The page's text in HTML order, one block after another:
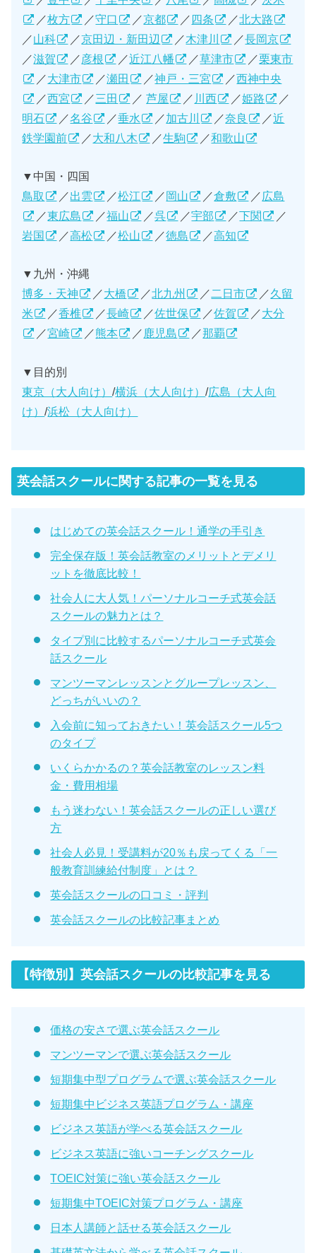
／枚方 ／守口 ／京都 ／ 四条 ／北大路
／山科 ／京田辺・新田辺 ／木津川 ／長岡京
／滋賀 ／ 彦根 ／近江八幡 ／草津市 ／栗東市
／大津市 ／瀬田 ／神戸・三宮 ／西神中央
／西宮 ／三田 ／芦屋 ／ 川西 ／姫路
／
明石
／名谷 ／垂水 ／加古川 ／奈良 ／近
鉄学園前
／大和八木 ／生駒 ／和歌山
▼中国・四国
鳥取
／出雲 ／松江 ／岡山 ／倉敷 ／ 広島
／東広島 ／福山 ／呉 ／宇部 ／下関
／
岩国
／高松 ／松山 ／徳島 ／高知
▼九州・沖縄
博多・天神
／大橋 ／北九州 ／ 二日市 ／久留
米
／香椎 ／長崎 ／佐世保 ／佐賀 ／大分
／宮崎 ／熊本 ／ 鹿児島 ／那覇
▼目的別
東京（大人向け）/横浜（大人向け）/広島（大人向
け）/浜松（大人向け）
英会話スクールに関する記事の一覧を見る
はじめての英会話スクール！通学の手引き
完全保存版！英会話教室のメリットとデメリ
ットを徹底比較！
社会人に大人気！パーソナルコーチ式英会話
スクールの魅力とは？
タイプ別に比較するパーソナルコーチ式英会
話スクール
マンツーマンレッスンとグループレッスン、
どっちがいいの？
入会前に知っておきたい！英会話スクール5つ
のタイプ
いくらかかるの？英会話教室のレッスン料
金・費用相場
もう迷わない！英会話スクールの正しい選び
方
社会人必見！受講料が20％も戻ってくる「一
般教育訓練給付制度」とは？
英会話スクールの口コミ・評判
英会話スクールの比較記事まとめ
【特徴別】英会話スクールの比較記事を見る
価格の安さで選ぶ英会話スクール
マンツーマンで選ぶ英会話スクール
短期集中型プログラムで選ぶ英会話スクール
短期集中ビジネス英語プログラム・講座
ビジネス英語が学べる英会話スクール
ビジネス英語に強いコーチングスクール
TOEIC対策に強い英会話スクール
短期集中TOEIC対策プログラム・講座
日本人講師と話せる英会話スクール